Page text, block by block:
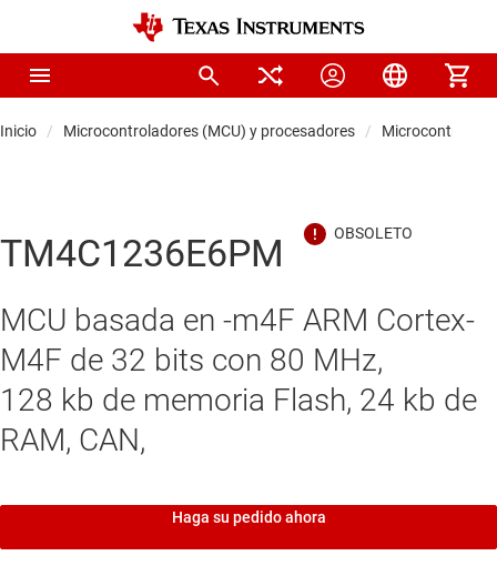
Inicio Microcontroladores (MCU) y procesadores
TM4C1236E6PM
MCU basada en -m4F ARM Cortex-
M4F de 32 bits con 80 MHz,
128 kb de memoria Flash, 24 kb de
RAM, CAN,
Haga su pedido ahora